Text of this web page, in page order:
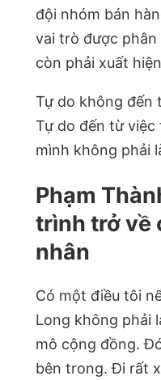
đội nhóm bán
vai trò được
còn phải xuất
Tự do không đến
Tự do đến từ
mình không phải
Phạm
trình trở về
nhân
Có một điều tôi
Long không phải
mô cộng đồng.
bên trong. Đi rất